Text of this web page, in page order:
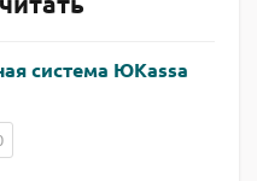
система ЮKassa